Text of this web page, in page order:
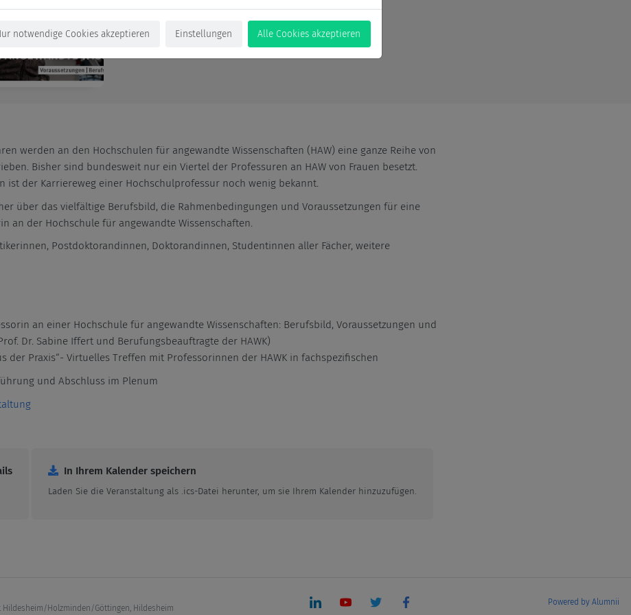
werden an den Hochschulen für angewandte Wissenschaften (HAW) eine ganze Reihe von
Bisher sind bundesweit nur ein Viertel der Professuren an HAW von Frauen besetzt.
ist der Karriereweg einer Hochschulprofessur noch wenig bekannt.
über das vielfältige Berufsbild, die Rahmenbedingungen und Voraussetzungen für eine
an der Hochschule für angewandte Wissenschaften.
Postdoktorandinnen, Doktorandinnen, Studentinnen aller Fächer, weitere
an einer Hochschule für angewandte Wissenschaften: Berufsbild, Voraussetzungen und
Dr. Sabine Iffert und Berufungsbeauftragte der HAWK)
der Praxis“- Virtuelles Treffen mit Professorinnen der HAWK in fachspezifischen
und Abschluss im Plenum
In Ihrem Kalender speichern
Laden Sie die Veranstaltung als .ics-Datei herunter, um sie Ihrem Kalender hinzuzufügen.
notwendige Cookies akzeptieren Einstellungen Alle Cookies akzeptieren
Holzminden/Göttingen, Hildesheim
Powered by Alumnii